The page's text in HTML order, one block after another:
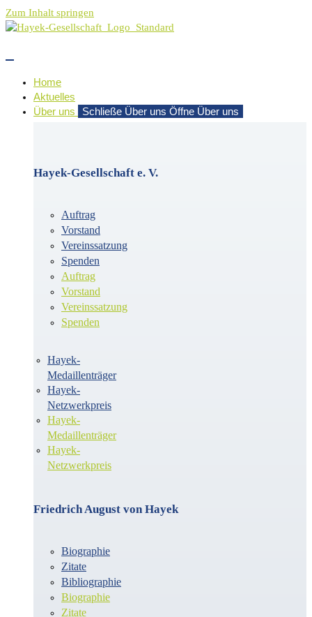
Zum Inhalt springen
Home
Aktuelles
Über uns
Schließe Über uns Öffne Über uns
Hayek-Gesellschaft e. V.
Auftrag
Vorstand
Vereinssatzung
Spenden
Auftrag
Vorstand
Vereinssatzung
Spenden
Hayek-
Medaillenträger
Hayek-
Netzwerkpreis
Hayek-
Medaillenträger
Hayek-
Netzwerkpreis
Friedrich August von Hayek
Biographie
Zitate
Bibliographie
Biographie
Zitate